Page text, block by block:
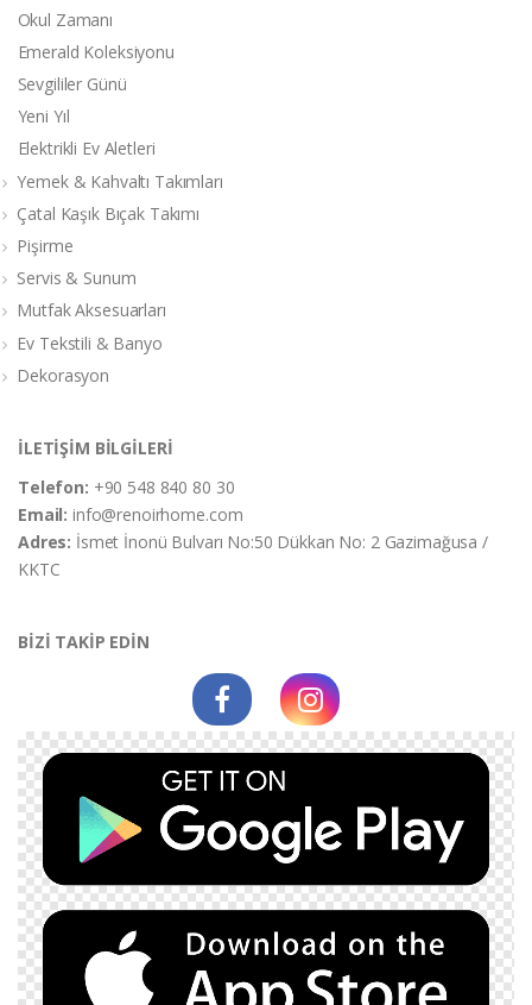
Okul Zamanı
Emerald Koleksiyonu
Sevgililer Günü
Yeni Yıl
Elektrikli Ev Aletleri
Yemek & Kahvaltı Takımları
Çatal Kaşık Bıçak Takımı
Pişirme
Servis & Sunum
Mutfak Aksesuarları
Ev Tekstili & Banyo
Dekorasyon
İLETİŞİM BİLGİLERİ
Telefon: +90 548 840 80 30
Email:info@renoirhome.com
Adres: İsmet İnonü Bulvarı No:50 Dükkan No: 2 Gazimağusa /
KKTC
BİZİ TAKİP EDİN